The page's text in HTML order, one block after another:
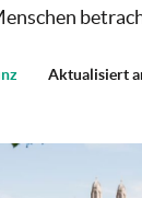
Aktualisiert